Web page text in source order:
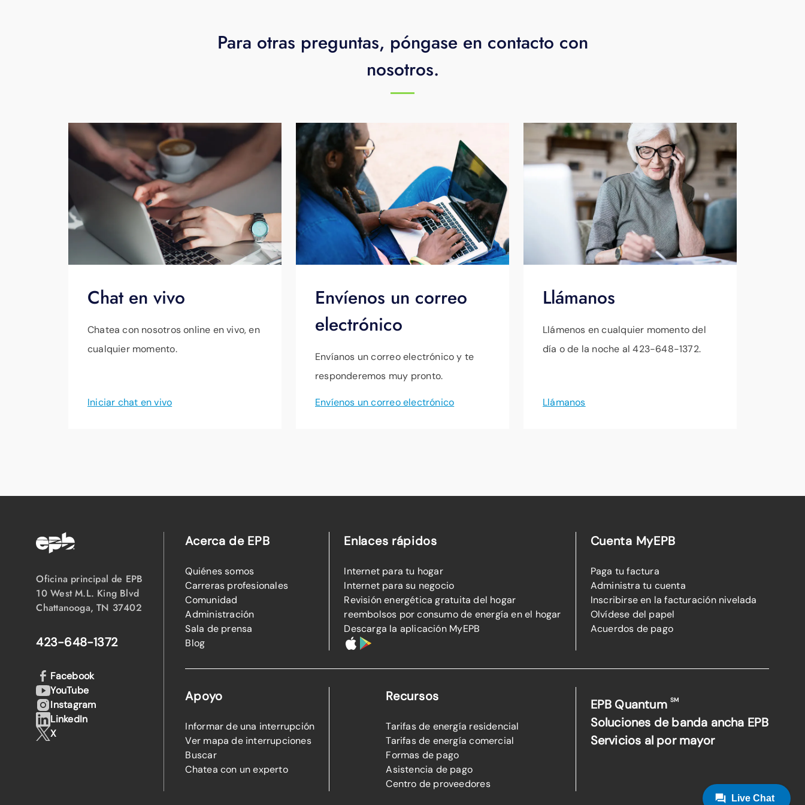
Para otras preguntas, póngase en contacto con
nosotros.
Chat en vivo
Chatea con nosotros online en vivo, en
cualquier momento.
Iniciar chat en vivo
Envíenos un correo
electrónico
Envíanos un correo electrónico y te
responderemos muy pronto.
Envíenos un correo electrónico
Llámanos
Llámenos en cualquier momento del
día o de la noche al 423-648-1372.
Llámanos
Oficina principal de EPB
10 West M.L. King Blvd
Chattanooga, TN 37402
423-648-1372
Acerca de EPB
Quiénes somos
Carreras profesionales
Comunidad
Administración
Sala de prensa
Blog
Enlaces rápidos
Internet para tu hogar
Internet para su negocio
Revisión energética gratuita del hogar
reembolsos por consumo de energía en el hogar
Descarga la aplicación MyEPB
Cuenta MyEPB
Paga tu factura
Administra tu cuenta
Inscribirse en la facturación nivelada
Olvídese del papel
Acuerdos de pago
Apoyo
Informar de una interrupción
Ver mapa de interrupciones
Buscar
Chatea con un experto
Recursos
Tarifas de energía residencial
Tarifas de energía comercial
Formas de pago
Asistencia de pago
Centro de proveedores
EPB QuantumSM
Soluciones de banda ancha EPB
Servicios al por mayor
Facebook
YouTube
Instagram
LinkedIn
X